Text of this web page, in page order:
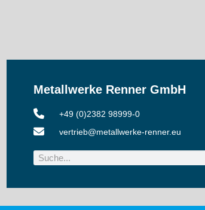
Metallwerke Renner GmbH
+49 (0)2382 98999-0
vertrieb@metallwerke-renner.eu